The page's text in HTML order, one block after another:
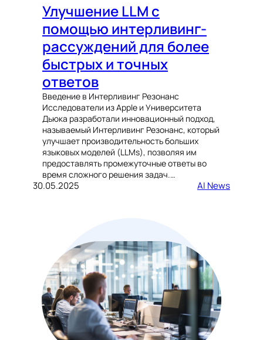
Улучшение LLM с
помощью интерливинг-
рассуждений для более
быстрых и точных
ответов
Введение в Интерливинг Резонанс
Исследователи из Apple и Университета
Дьюка разработали инновационный подход,
называемый Интерливинг Резонанс, который
улучшает производительность больших
языковых моделей (LLMs), позволяя им
предоставлять промежуточные ответы во
время сложного решения задач.…
30.05.2025 AI News